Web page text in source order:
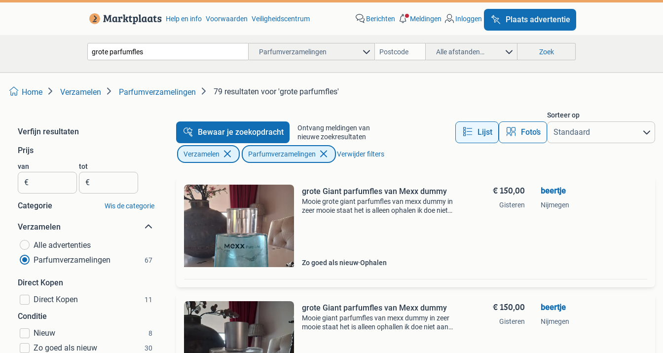
Help en info Voorwaarden Veiligheidscentrum Berichten Meldingen Inloggen Plaats advertentie
Parfumverzamelingen Alle afstanden… Zoek
Home Verzamelen Parfumverzamelingen 79 resultaten voor 'grote parfumfles'
Verfijn resultaten
Prijs
van
€
tot
€
Categorie Wis de categorie
Verzamelen
Alle advertenties
Parfumverzamelingen
67
Direct Kopen
Direct Kopen
11
Conditie
Nieuw
8
Zo goed als nieuw 30
Bewaar je zoekopdracht
Ontvang meldingen van
nieuwe zoekresultaten
Lijst Foto’s
Sorteer op
Verzamelen Parfumverzamelingen Verwijder filters
grote Giant parfumfles van Mexx dummy
Mooie grote giant parfumfles van mexx dummy in
zeer mooie staat het is alleen ophalen ik doe niet
Zo goed als nieuw Ophalen
€ 150,00
Gisteren
beertje
Nijmegen
grote Giant parfumfles van Mexx dummy
Mooie giant parfumfles van mexx dummy in zeer
mooie staat het is alleen ophallen ik doe niet aan
€ 150,00
Gisteren
beertje
Nijmegen